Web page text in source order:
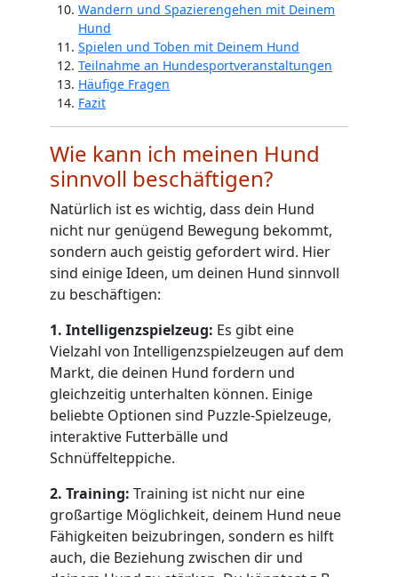
Wandern und Spazierengehen mit Deinem
Hund
Spielen und Toben mit Deinem Hund
Teilnahme an Hundesportveranstaltungen
Häufige Fragen
Fazit
Wie kann ich meinen Hund
sinnvoll beschäftigen?
Natürlich ist es wichtig, dass dein Hund
nicht nur genügend Bewegung bekommt,
sondern auch geistig gefordert wird. Hier
sind einige Ideen, um deinen Hund sinnvoll
zu beschäftigen:
1. Intelligenzspielzeug: Es gibt eine
Vielzahl von Intelligenzspielzeugen auf dem
Markt, die deinen Hund fordern und
gleichzeitig unterhalten können. Einige
beliebte Optionen sind Puzzle-Spielzeuge,
interaktive Futterbälle und
Schnüffelteppiche.
2. Training: Training ist nicht nur eine
großartige Möglichkeit, deinem Hund neue
Fähigkeiten beizubringen, sondern es hilft
auch, die Beziehung zwischen dir und